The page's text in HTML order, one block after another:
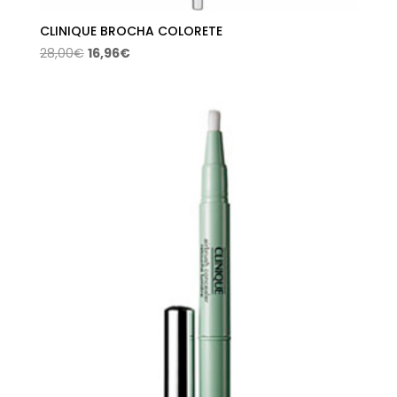
CLINIQUE BROCHA COLORETE
28,00€ El
16,96€El